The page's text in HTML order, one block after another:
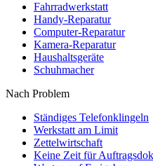
Fahrradwerkstatt
Handy-Reparatur
Computer-Reparatur
Kamera-Reparatur
Haushaltsgeräte
Schuhmacher
Nach Problem
Ständiges Telefonklingeln
Werkstatt am Limit
Zettelwirtschaft
Keine Zeit für